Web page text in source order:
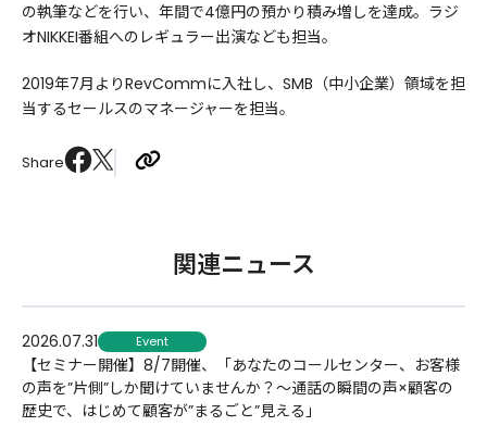
の執筆などを行い、年間で4億円の預かり積み増しを達成。ラジ
オNIKKEI番組へのレギュラー出演なども担当。
2019年7月よりRevCommに入社し、SMB（中小企業）領域を担
当するセールスのマネージャーを担当。
Share
関連ニュース
2026.07.31 Event
【セミナー開催】8/7開催、「あなたのコールセンター、お客様
の声を”片側”しか聞けていませんか？〜通話の瞬間の声×顧客の
歴史で、はじめて顧客が”まるごと”見える」